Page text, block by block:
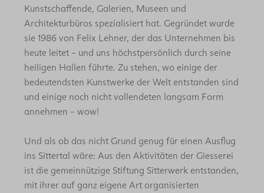
Kunstschaffende, Galerien, Museen und
Architekturbüros spezialisiert hat. Gegründet wurde
sie 1986 von Felix Lehner, der das Unternehmen bis
heute leitet – und uns höchstpersönlich durch seine
heiligen Hallen führte. Zu stehen, wo einige der
bedeutendsten Kunstwerke der Welt entstanden sind
und einige noch nicht vollendeten langsam Form
annehmen – wow!
Und als ob das nicht Grund genug für einen Ausflug
ins Sittertal wäre: Aus den Aktivitäten der Giesserei
ist die gemeinnützige Stiftung Sitterwerk entstanden,
mit ihrer auf ganz eigene Art organisierten